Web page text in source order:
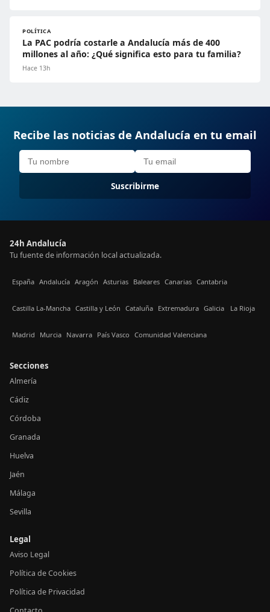
POLÍTICA
La PAC podría costarle a Andalucía más de 400
millones al año: ¿Qué significa esto para tu familia?
Hace 13h
Recibe las noticias de Andalucía en tu email
Suscribirme
24h Andalucía
Tu fuente de información local actualizada.
España Andalucía Aragón Asturias Baleares Canarias Cantabria
Castilla La-Mancha Castilla y León Cataluña Extremadura Galicia La Rioja
Madrid Murcia Navarra País Vasco Comunidad Valenciana
Secciones
Almería
Cádiz
Córdoba
Granada
Huelva
Jaén
Málaga
Sevilla
Legal
Aviso Legal
Política de Cookies
Política de Privacidad